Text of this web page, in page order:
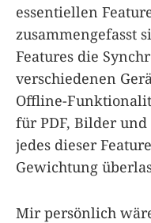
essentiellen
zusammengefasst
Features die
verschiedenen
Offline-
für PDF, Bilder
jedes dieser
Gewichtung
Mir persönlich